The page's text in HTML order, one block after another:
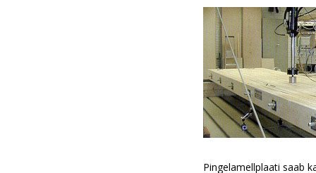
Pingelamellplaati saab